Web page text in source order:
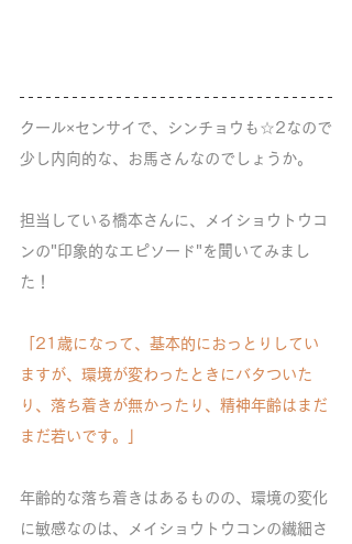
クール×センサイで、シンチョウも☆2なので
少し内向的な、お馬さんなのでしょうか。
担当している橋本さんに、メイショウトウコ
ンの"印象的なエピソード"を聞いてみまし
た！
「21歳になって、基本的におっとりしてい
ますが、環境が変わったときにバタついた
り、落ち着きが無かったり、精神年齢はまだ
まだ若いです。」
年齢的な落ち着きはあるものの、環境の変化
に敏感なのは、メイショウトウコンの繊細さ